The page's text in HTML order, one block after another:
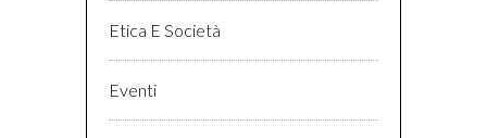
Etica E Società
Eventi